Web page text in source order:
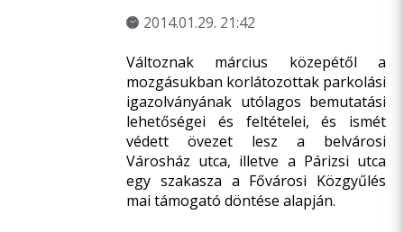
2014.01.29. 21:42
Változnak március közepétől a
mozgásukban korlátozottak parkolási
igazolványának utólagos bemutatási
lehetőségei és feltételei, és ismét
védett övezet lesz a belvárosi
Városház utca, illetve a Párizsi utca
egy szakasza a Fővárosi Közgyűlés
mai támogató döntése alapján.